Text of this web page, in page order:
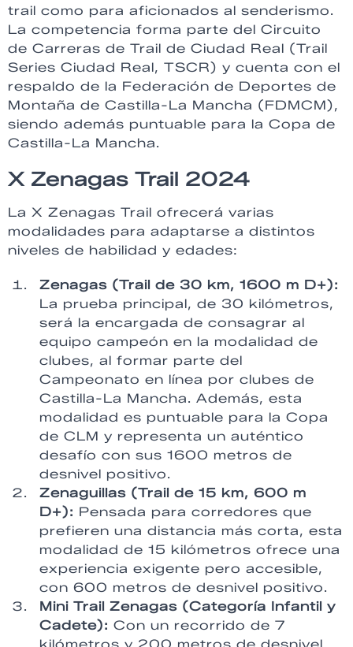
trail como para aficionados al senderismo.
La competencia forma parte del Circuito
de Carreras de Trail de Ciudad Real (Trail
Series Ciudad Real, TSCR) y cuenta con el
respaldo de la Federación de Deportes de
Montaña de Castilla-La Mancha (FDMCM),
siendo además puntuable para la Copa de
Castilla-La Mancha.
X Zenagas Trail 2024
La X Zenagas Trail ofrecerá varias
modalidades para adaptarse a distintos
niveles de habilidad y edades:
Zenagas (Trail de 30 km, 1600 m D+):
La prueba principal, de 30 kilómetros,
será la encargada de consagrar al
equipo campeón en la modalidad de
clubes, al formar parte del
Campeonato en línea por clubes de
Castilla-La Mancha. Además, esta
modalidad es puntuable para la Copa
de CLM y representa un auténtico
desafío con sus 1600 metros de
desnivel positivo.
Zenaguillas (Trail de 15 km, 600 m
D+): Pensada para corredores que
prefieren una distancia más corta, esta
modalidad de 15 kilómetros ofrece una
experiencia exigente pero accesible,
con 600 metros de desnivel positivo.
Mini Trail Zenagas (Categoría Infantil y
Cadete): Con un recorrido de 7
kilómetros y 200 metros de desnivel